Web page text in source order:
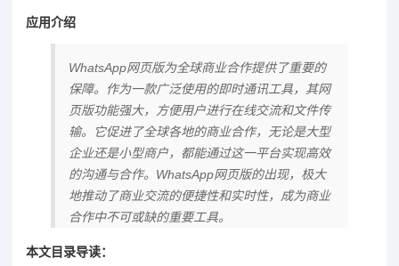
应用介绍
WhatsApp网页版为全球商业合作提供了重要的
保障。作为一款广泛使用的即时通讯工具，其网
页版功能强大，方便用户进行在线交流和文件传
输。它促进了全球各地的商业合作，无论是大型
企业还是小型商户，都能通过这一平台实现高效
的沟通与合作。WhatsApp网页版的出现，极大
地推动了商业交流的便捷性和实时性，成为商业
合作中不可或缺的重要工具。
本文目录导读：